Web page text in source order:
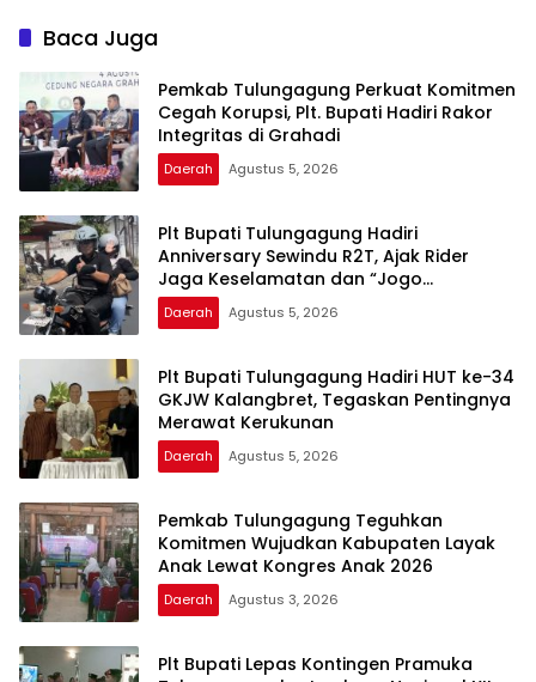
Baca Juga
Pemkab Tulungagung Perkuat Komitmen
Cegah Korupsi, Plt. Bupati Hadiri Rakor
Integritas di Grahadi
Daerah Agustus 5, 2026
Plt Bupati Tulungagung Hadiri
Anniversary Sewindu R2T, Ajak Rider
Jaga Keselamatan dan “Jogo
Tulungagung”
Daerah Agustus 5, 2026
Plt Bupati Tulungagung Hadiri HUT ke-34
GKJW Kalangbret, Tegaskan Pentingnya
Merawat Kerukunan
Daerah Agustus 5, 2026
Pemkab Tulungagung Teguhkan
Komitmen Wujudkan Kabupaten Layak
Anak Lewat Kongres Anak 2026
Daerah Agustus 3, 2026
Plt Bupati Lepas Kontingen Pramuka